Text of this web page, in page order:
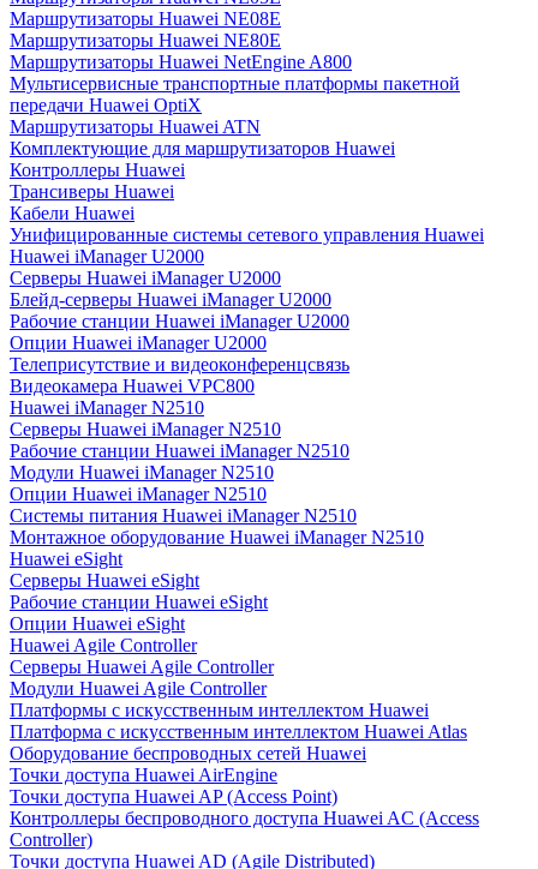
Маршрутизаторы Huawei NE08E
Маршрутизаторы Huawei NE80E
Маршрутизаторы Huawei NetEngine A800
Мультисервисные транспортные платформы пакетной
передачи Huawei OptiX
Маршрутизаторы Huawei ATN
Комплектующие для маршрутизаторов Huawei
Контроллеры Huawei
Трансиверы Huawei
Кабели Huawei
Унифицированные системы сетевого управления Huawei
Huawei iManager U2000
Серверы Huawei iManager U2000
Блейд-серверы Huawei iManager U2000
Рабочие станции Huawei iManager U2000
Опции Huawei iManager U2000
Телеприсутствие и видеоконференцсвязь
Видеокамера Huawei VPC800
Huawei iManager N2510
Серверы Huawei iManager N2510
Рабочие станции Huawei iManager N2510
Модули Huawei iManager N2510
Опции Huawei iManager N2510
Системы питания Huawei iManager N2510
Монтажное оборудование Huawei iManager N2510
Huawei eSight
Серверы Huawei eSight
Рабочие станции Huawei eSight
Опции Huawei eSight
Huawei Agile Controller
Серверы Huawei Agile Controller
Модули Huawei Agile Controller
Платформы с искусственным интеллектом Huawei
Платформа с искусственным интеллектом Huawei Atlas
Оборудование беспроводных сетей Huawei
Точки доступа Huawei AirEngine
Точки доступа Huawei AP (Access Point)
Контроллеры беспроводного доступа Huawei AC (Access
Controller)
Точки доступа Huawei AD (Agile Distributed)